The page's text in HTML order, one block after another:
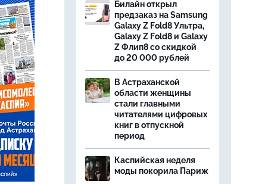
Билайн открыл
предзаказ на Samsung
Galaxy Z Fold8 Ультра,
Galaxy Z Fold8 и Galaxy
Z Флип8 со скидкой
до 20 000 рублей
В Астраханской
области женщины
стали главными
читателями цифровых
книг в отпускной
период
Каспийская неделя
моды покорила Париж